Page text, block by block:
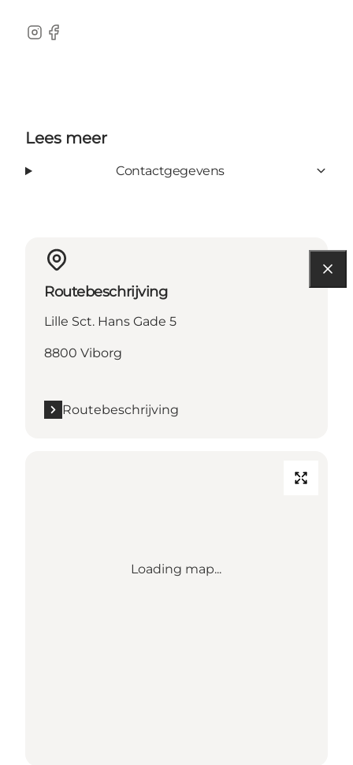
Instagram
Facebook
Lees meer
Contactgegevens
Routebeschrijving
Lille Sct. Hans Gade 5
8800 Viborg
Routebeschrijving
Loading map...